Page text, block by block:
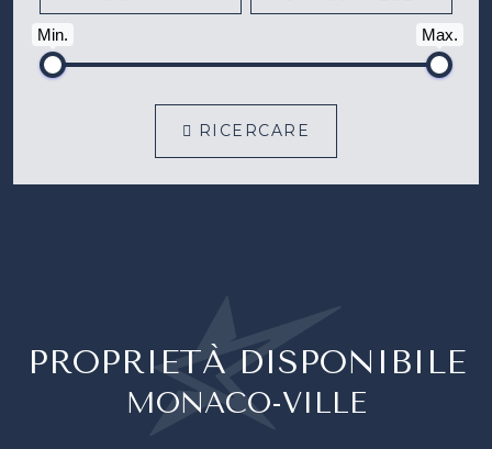
Min. Max.
RICERCARE
PROPRIETÀ DISPONIBILE
MONACO-VILLE